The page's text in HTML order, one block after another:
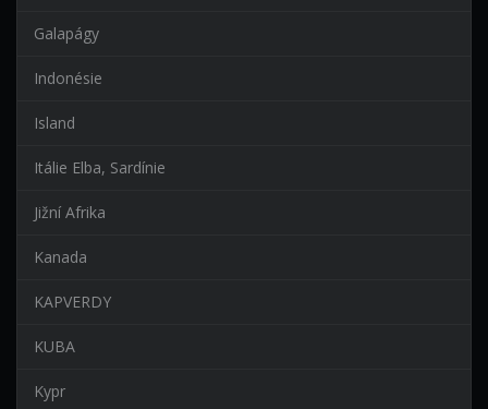
Galapágy
Indonésie
Island
Itálie Elba, Sardínie
Jižní Afrika
Kanada
KAPVERDY
KUBA
Kypr